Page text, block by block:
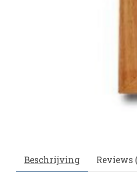
Beschrijving Reviews